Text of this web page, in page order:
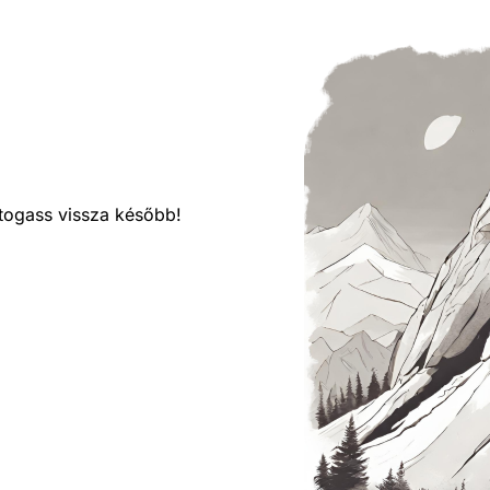
vissza később!